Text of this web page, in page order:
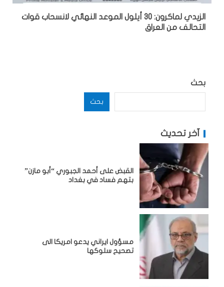
الزيدي لماكرون: 30 أيلول الموعد النهائي لانسحاب قوات
التحالف من العراق
بحث
بحث
آخر تحديث
القبض على أحمد الجبوري “أبو مازن”
بتهم فساد في بغداد
مسؤول ايراني يدعو امريكا الى
تصحيح سلوكها